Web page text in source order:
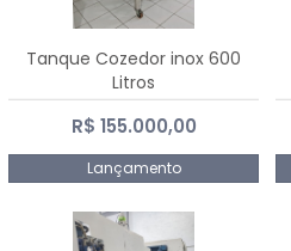
Tanque Cozedor inox 600
Litros
R$ 155.000,00
Lançamento